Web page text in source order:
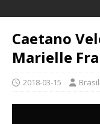
Caetano
Marielle
2018-03-15